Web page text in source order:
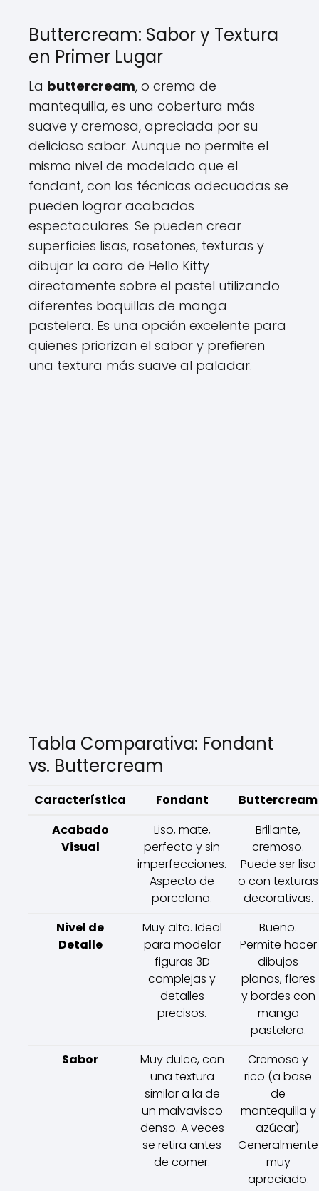
Buttercream: Sabor y Textura
en Primer Lugar
La buttercream, o crema de
mantequilla, es una cobertura más
suave y cremosa, apreciada por su
delicioso sabor. Aunque no permite el
mismo nivel de modelado que el
fondant, con las técnicas adecuadas se
pueden lograr acabados
espectaculares. Se pueden crear
superficies lisas, rosetones, texturas y
dibujar la cara de Hello Kitty
directamente sobre el pastel utilizando
diferentes boquillas de manga
pastelera. Es una opción excelente para
quienes priorizan el sabor y prefieren
una textura más suave al paladar.
Tabla Comparativa: Fondant
vs. Buttercream
Característica Fondant
Buttercream
Acabado
Visual
Liso, mate,
perfecto y sin
imperfecciones.
Aspecto de
porcelana.
Brillante,
cremoso.
Puede ser liso
o con texturas
decorativas.
Nivel de
Detalle
Muy alto. Ideal
para modelar
figuras 3D
complejas y
detalles
precisos.
Bueno.
Permite hacer
dibujos
planos, flores
y bordes con
manga
pastelera.
Sabor
Muy dulce, con
una textura
similar a la de
un malvavisco
denso. A veces
se retira antes
de comer.
Cremoso y
rico (a base
de
mantequilla y
azúcar).
Generalmente
muy
apreciado.